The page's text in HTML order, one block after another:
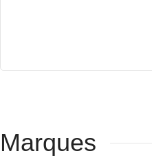
Marques